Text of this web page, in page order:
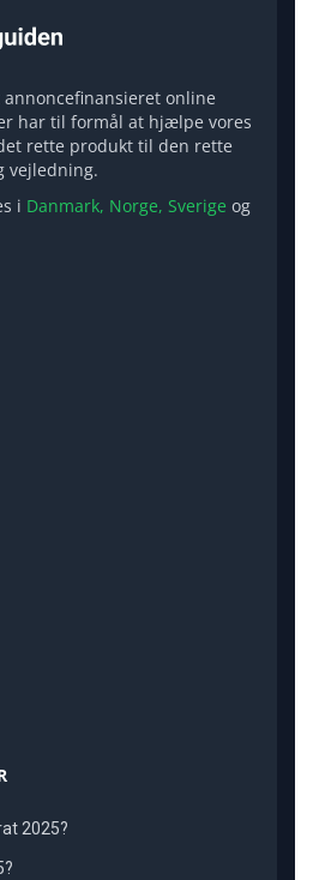
online
har til formål at hjælpe vores
rette produkt til den rette
vejledning.
i Danmark, Norge, Sverige og
2025?